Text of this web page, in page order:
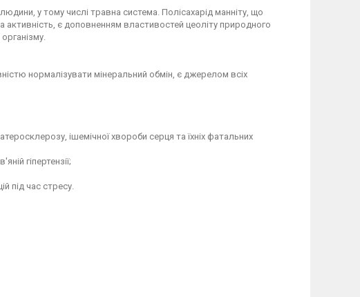
у тому числі травна система. Полісахарід манніту, що
активність, є доповненням властивостей цеоліту природного
нормалізувати мінеральний обмін, є джерелом всіх
ішемічної хвороби серця та їхніх фатальних
гіпертензії;
під час стресу.